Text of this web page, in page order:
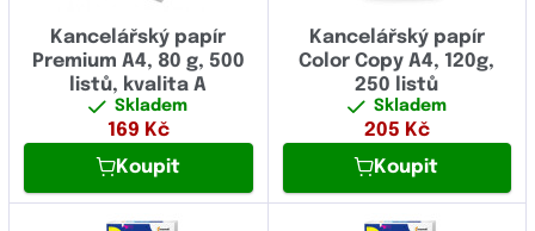
Kancelářský papír
Premium A4, 80 g, 500
listů, kvalita A
Skladem
169 Kč
Koupit
Kancelářský papír
Color Copy A4, 120g,
250 listů
Skladem
205 Kč
Koupit